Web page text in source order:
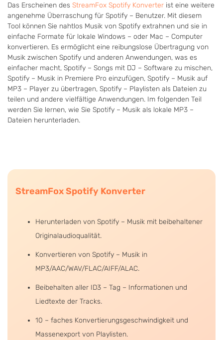
Das Erscheinen des StreamFox Spotify Konverter ist eine weitere
angenehme Überraschung für Spotify – Benutzer. Mit diesem
Tool können Sie nahtlos Musik von Spotify extrahnen und sie in
einfache Formate für lokale Windows – oder Mac – Computer
konvertieren. Es ermöglicht eine reibungslose Übertragung von
Musik zwischen Spotify und anderen Anwendungen, was es
einfacher macht, Spotify – Songs mit DJ – Software zu mischen,
Spotify – Musik in Premiere Pro einzufügen, Spotify – Musik auf
MP3 – Player zu übertragen, Spotify – Playlisten als Dateien zu
teilen und andere vielfältige Anwendungen. Im folgenden Teil
werden Sie lernen, wie Sie Spotify – Musik als lokale MP3 –
Dateien herunterladen.
StreamFox Spotify Konverter
Herunterladen von Spotify – Musik mit beibehaltener
Originalaudioqualität.
Konvertieren von Spotify – Musik in
MP3/AAC/WAV/FLAC/AIFF/ALAC.
Beibehalten aller ID3 – Tag – Informationen und
Liedtexte der Tracks.
10 – faches Konvertierungsgeschwindigkeit und
Massenexport von Playlisten.